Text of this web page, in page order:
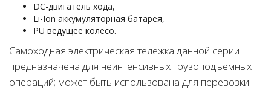
DC-двигатель хода,
Li-Ion аккумуляторная батарея,
PU ведущее колесо.
Самоходная электрическая тележка данной серии
предназначена для неинтенсивных грузоподъемных
операций; может быть использована для перевозки